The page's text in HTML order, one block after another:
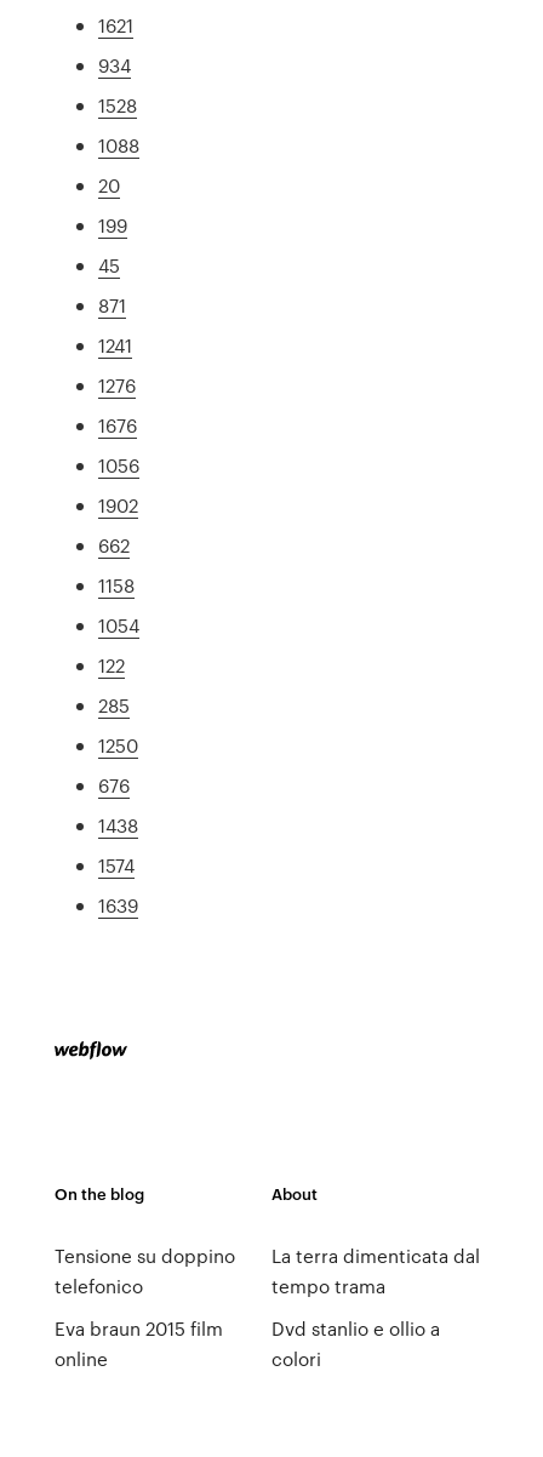
1621
934
1528
1088
20
199
45
871
1241
1276
1676
1056
1902
662
1158
1054
122
285
1250
676
1438
1574
1639
On the blog
Tensione su doppino
telefonico
Eva braun 2015 film
online
About
La terra dimenticata dal
tempo trama
Dvd stanlio e ollio a
colori